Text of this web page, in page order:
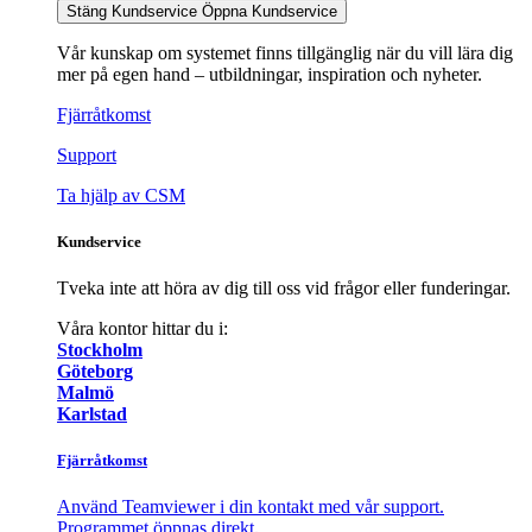
Stäng Kundservice Öppna Kundservice
Vår kunskap om systemet finns tillgänglig när du vill lära dig
mer på egen hand – utbildningar, inspiration och nyheter.
Fjärråtkomst
Support
Ta hjälp av CSM
Kundservice
Tveka inte att höra av dig till oss vid frågor eller funderingar.
Våra kontor hittar du i:
Stockholm
Göteborg
Malmö
Karlstad
Fjärråtkomst
Använd Teamviewer i din kontakt med vår support.